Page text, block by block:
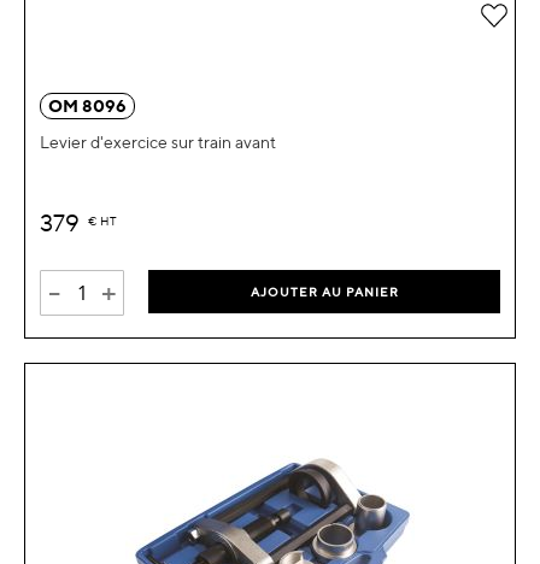
OM 8096
Levier d'exercice sur train avant
379 € HT
- + AJOUTER AU PANIER